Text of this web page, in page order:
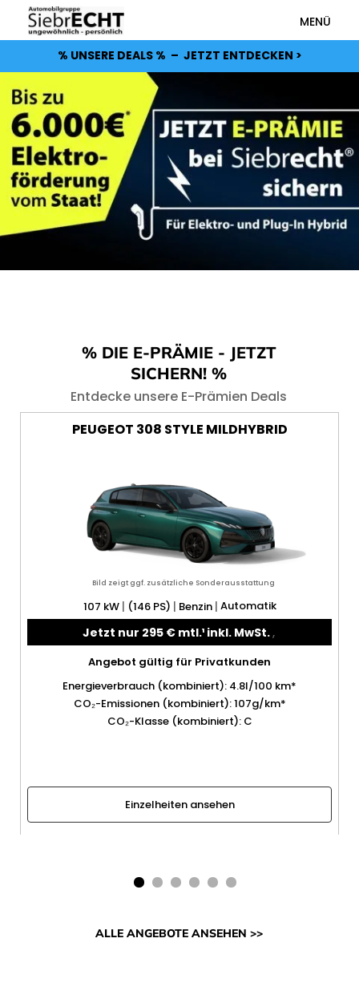
MENÜ
% UNSERE DEALS % – JETZT ENTDECKEN >
% DIE E-PRÄMIE - JETZT
SICHERN! %
Entdecke unsere E-Prämien Deals
PEUGEOT 308 STYLE MILDHYBRID
Bild zeigt ggf. zusätzliche Sonderausstattung
107 kW | (146 PS) | Benzin | Automatik
Jetzt nur 295 € mtl.¹ inkl. MwSt.,
Angebot gültig für Privatkunden
Energieverbrauch (kombiniert): 4.8l/100 km*
CO₂-Emissionen (kombiniert):107g/km*
CO₂-Klasse (kombiniert): C
Einzelheiten ansehen
ALLE ANGEBOTE ANSEHEN >>